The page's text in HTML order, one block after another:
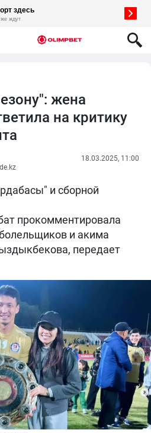
жена
на критику
18.03.2025, 11:00
и сборной
прокомментировала
и акима
передает